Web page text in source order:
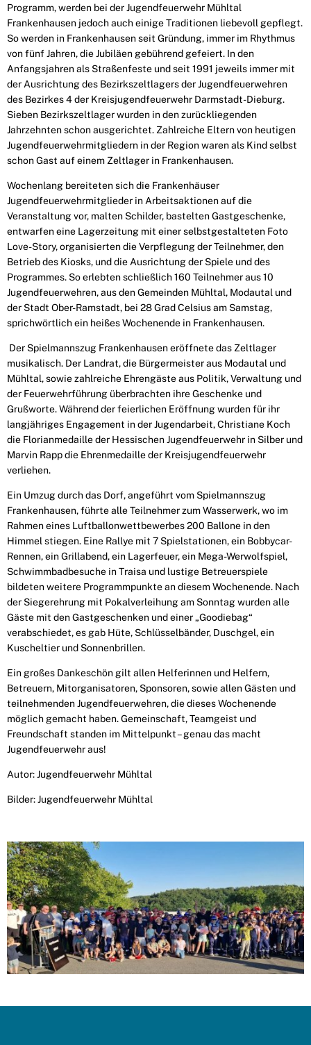
Programm, werden bei der Jugendfeuerwehr Mühltal
Frankenhausen jedoch auch einige Traditionen liebevoll gepflegt.
So werden in Frankenhausen seit Gründung, immer im Rhythmus
von fünf Jahren, die Jubiläen gebührend gefeiert. In den
Anfangsjahren als Straßenfeste und seit 1991 jeweils immer mit
der Ausrichtung des Bezirkszeltlagers der Jugendfeuerwehren
des Bezirkes 4 der Kreisjugendfeuerwehr Darmstadt-Dieburg.
Sieben Bezirkszeltlager wurden in den zurückliegenden
Jahrzehnten schon ausgerichtet. Zahlreiche Eltern von heutigen
Jugendfeuerwehrmitgliedern in der Region waren als Kind selbst
schon Gast auf einem Zeltlager in Frankenhausen.
Wochenlang bereiteten sich die Frankenhäuser
Jugendfeuerwehrmitglieder in Arbeitsaktionen auf die
Veranstaltung vor, malten Schilder, bastelten Gastgeschenke,
entwarfen eine Lagerzeitung mit einer selbstgestalteten Foto
Love-Story, organisierten die Verpflegung der Teilnehmer, den
Betrieb des Kiosks, und die Ausrichtung der Spiele und des
Programmes. So erlebten schließlich 160 Teilnehmer aus 10
Jugendfeuerwehren, aus den Gemeinden Mühltal, Modautal und
der Stadt Ober-Ramstadt, bei 28 Grad Celsius am Samstag,
sprichwörtlich ein heißes Wochenende in Frankenhausen.
Der Spielmannszug Frankenhausen eröffnete das Zeltlager
musikalisch. Der Landrat, die Bürgermeister aus Modautal und
Mühltal, sowie zahlreiche Ehrengäste aus Politik, Verwaltung und
der Feuerwehrführung überbrachten ihre Geschenke und
Grußworte. Während der feierlichen Eröffnung wurden für ihr
langjähriges Engagement in der Jugendarbeit, Christiane Koch
die Florianmedaille der Hessischen Jugendfeuerwehr in Silber und
Marvin Rapp die Ehrenmedaille der Kreisjugendfeuerwehr
verliehen.
Ein Umzug durch das Dorf, angeführt vom Spielmannszug
Frankenhausen, führte alle Teilnehmer zum Wasserwerk, wo im
Rahmen eines Luftballonwettbewerbes 200 Ballone in den
Himmel stiegen. Eine Rallye mit 7 Spielstationen, ein Bobbycar-
Rennen, ein Grillabend, ein Lagerfeuer, ein Mega-Werwolfspiel,
Schwimmbadbesuche in Traisa und lustige Betreuerspiele
bildeten weitere Programmpunkte an diesem Wochenende. Nach
der Siegerehrung mit Pokalverleihung am Sonntag wurden alle
Gäste mit den Gastgeschenken und einer „Goodiebag“
verabschiedet, es gab Hüte, Schlüsselbänder, Duschgel, ein
Kuscheltier und Sonnenbrillen.
Ein großes Dankeschön gilt allen Helferinnen und Helfern,
Betreuern, Mitorganisatoren, Sponsoren, sowie allen Gästen und
teilnehmenden Jugendfeuerwehren, die dieses Wochenende
möglich gemacht haben. Gemeinschaft, Teamgeist und
Freundschaft standen im Mittelpunkt – genau das macht
Jugendfeuerwehr aus!
Autor: Jugendfeuerwehr Mühltal
Bilder: Jugendfeuerwehr Mühltal